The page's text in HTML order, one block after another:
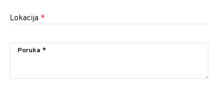
Lokacija *